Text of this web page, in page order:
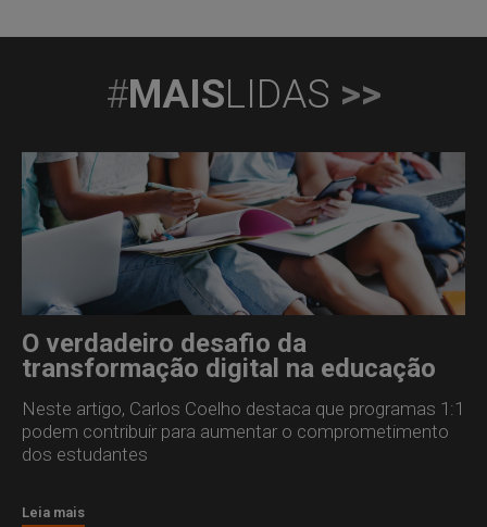
#MAISLIDAS >>
O verdadeiro desafio da
transformação digital na educação
Neste artigo, Carlos Coelho destaca que programas 1:1
podem contribuir para aumentar o comprometimento
dos estudantes
Leia mais